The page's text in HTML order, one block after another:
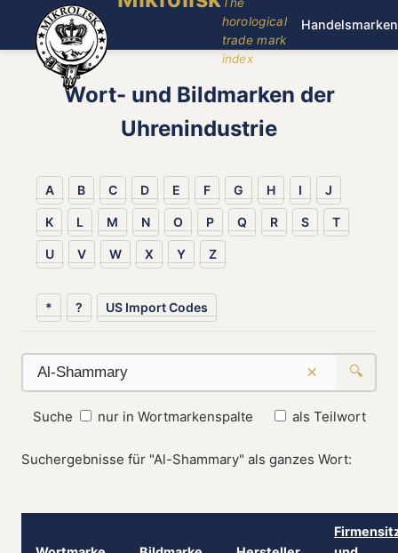
horological
trade mark
index
Handelsmarken
Wort- und Bildmarken der
Uhrenindustrie
A B C D E F G H I J
K L M N O P Q R S T
U V W X Y Z
* ? US Import Codes
× 🔍
Suche nur in Wortmarkenspalte als Teilwort
Suchergebnisse für "Al-Shammary" als ganzes Wort: